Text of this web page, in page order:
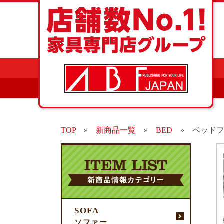
TOP» 新商品一覧 » BED » ベッド
SOFA